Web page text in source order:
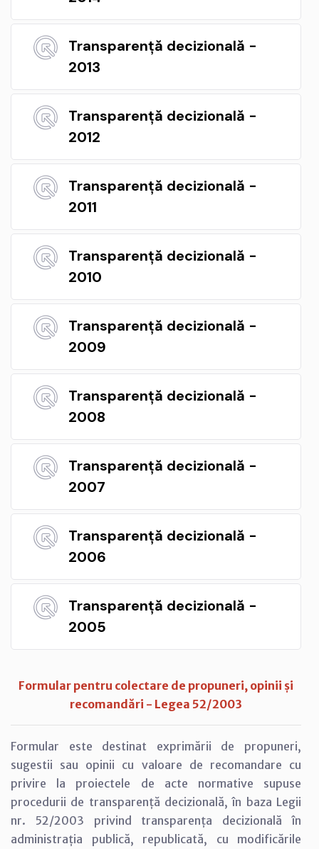
Transparență decizională -
2013
Transparență decizională -
2012
Transparență decizională -
2011
Transparență decizională -
2010
Transparență decizională -
2009
Transparență decizională -
2008
Transparență decizională -
2007
Transparență decizională -
2006
Transparență decizională -
2005
Formular pentru colectare de propuneri, opinii și
recomandări - Legea 52/2003
Formular este destinat exprimării de propuneri,
sugestii sau opinii cu valoare de recomandare cu
privire la proiectele de acte normative supuse
procedurii de transparență decizională, în baza Legii
nr. 52/2003 privind transparența decizională în
administrația publică, republicată, cu modificările